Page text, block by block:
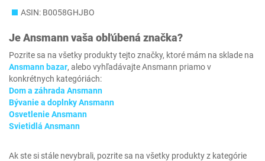
ASIN: B0058GHJBO
JeAnsmannvaša obľúbená značka?
Pozrite sa na všetky produkty tejto značky, ktoré mám na sklade na
Ansmann bazar, alebo vyhľadávajte Ansmann priamo v
konkrétnych kategóriách:
Dom a záhrada Ansmann
Bývanie a doplnky Ansmann
Osvetlenie Ansmann
Svietidlá Ansmann
Ak ste si stále nevybrali, pozrite sa na všetky produkty z kategórie